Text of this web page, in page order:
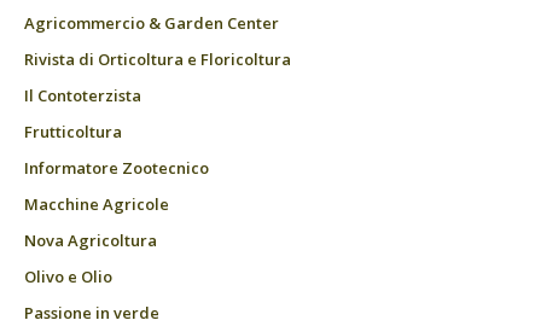
Agricommercio & Garden Center
Rivista di Orticoltura e Floricoltura
Il Contoterzista
Frutticoltura
Informatore Zootecnico
Macchine Agricole
Nova Agricoltura
Olivo e Olio
Passione in verde